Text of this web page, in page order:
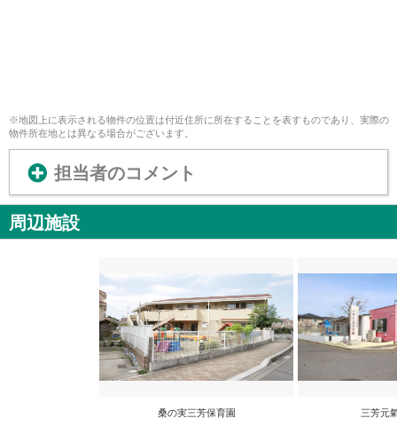
※地図上に表示される物件の位置は付近住所に所在することを表すものであり、実際の
物件所在地とは異なる場合がございます。
担当者のコメント
周辺施設
桑の実三芳保育園 三芳元